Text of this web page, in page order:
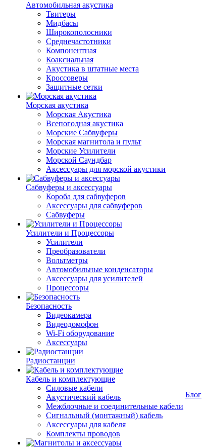
Автомобильная акустика
Твитеры
Мидбасы
Широкополосники
Среднечастотники
Компонентная
Коаксиальная
Акустика в штатные места
Кроссоверы
Защитные сетки
Морская акустика
Морская Акустика
Всепогодная акустика
Морские Сабвуферы
Морская магнитола и пульт
Морские Усилители
Морской Cаундбар
Аксессуары для морской акустики
Сабвуферы и аксессуары
Короба для сабвуферов
Аксессуары для сабвуферов
Сабвуферы
Усилители и Процессоры
Усилители
Преобразователи
Вольтметры
Автомобильные конденсаторы
Аксессуары для усилителей
Процессоры
Безопасность
Видеокамера
Видеодомофон
Wi-Fi оборудование
Аксессуары
Радиостанции
Кабель и комплектующие
Силовые кабели
Акустический кабель
Межблочные и соединительные кабели
Сигнальный (монтажный) кабель
Аксессуары для кабеля
Комплекты проводов
Блог